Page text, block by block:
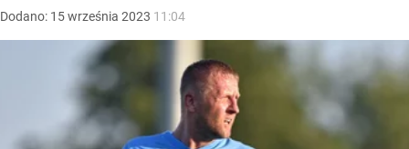
Dodano: 15września 2023 11:04